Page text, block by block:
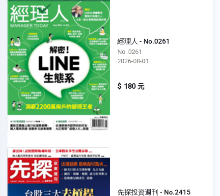
經理人 - No.0261
No. 0261
2026-08-01
$ 180 元
先探投資週刊 - No.2415